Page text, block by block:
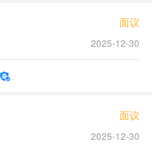
面议
2025-12-30
面议
2025-12-30